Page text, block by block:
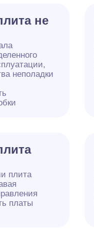
не
неполадки
плита
платы